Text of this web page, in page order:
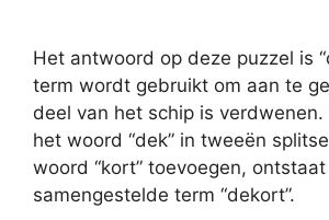
Het antwoord op deze puzzel is
term wordt gebruikt om aan te
deel van het schip is verdwenen.
het woord “dek” in tweeën
woord “kort” toevoegen,
samengestelde term “dekort”.